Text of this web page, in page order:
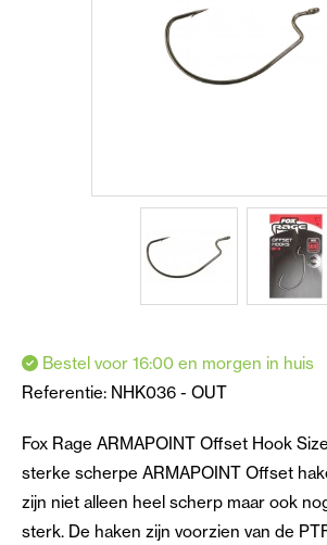
Bestel voor 16:00 en morgen in huis
Referentie: NHK036 - OUT
Fox Rage ARMAPOINT Offset Hook
sterke scherpe ARMAPOINT Offset
zijn niet alleen heel scherp maar ook
sterk. De haken zijn voorzien van de